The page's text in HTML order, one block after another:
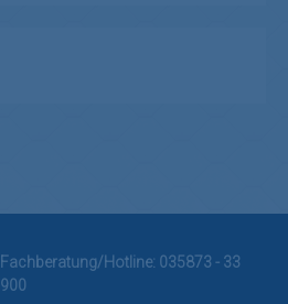
Fachberatung/Hotline: 035873 - 33
900